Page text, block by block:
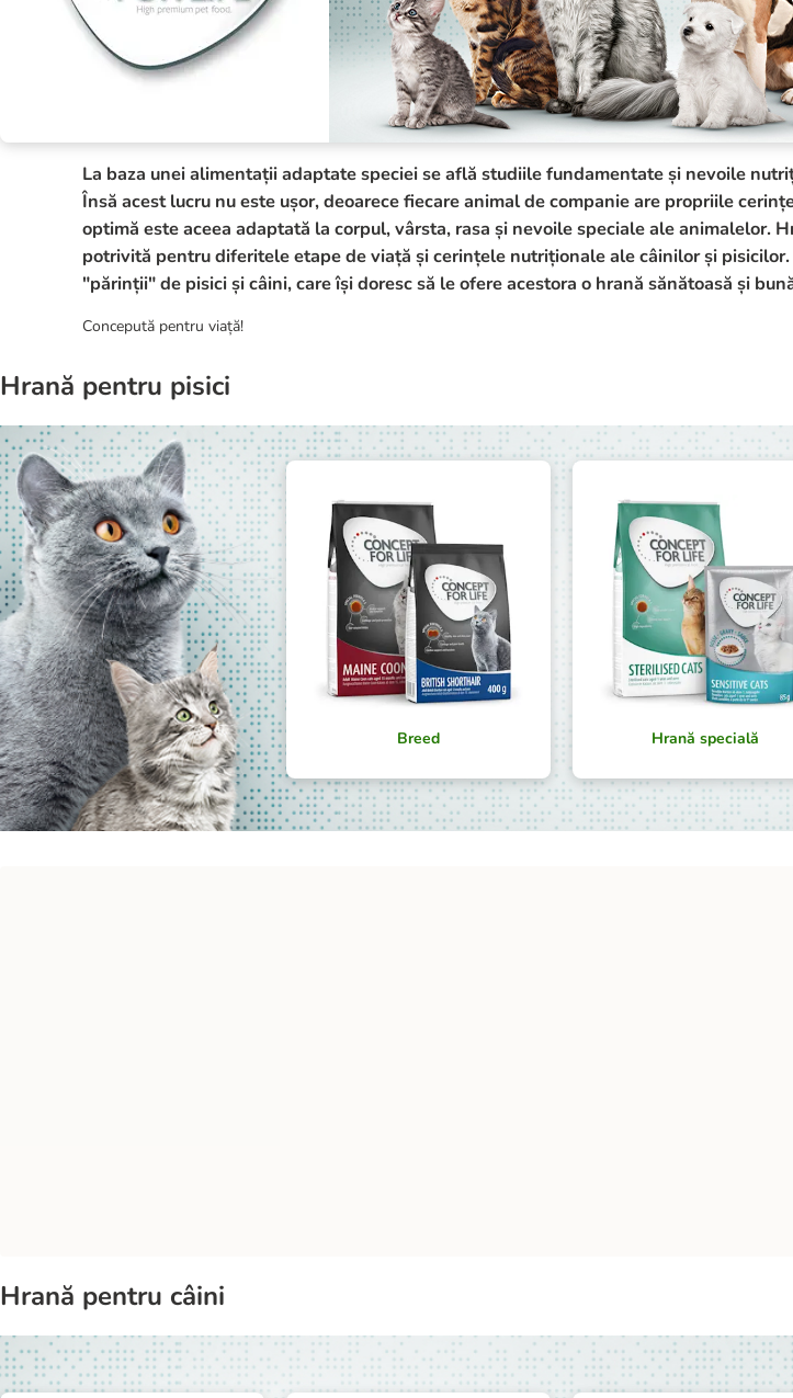
La baza unei alimentații adaptate speciei se află studiile fundamentate și nevoile
Însă acest lucru nu este ușor, deoarece fiecare animal de companie are propriile
optimă este aceea adaptată la corpul, vârsta, rasa și nevoile speciale ale animalelor.
potrivită pentru diferitele etape de viață și cerințele nutriționale ale câinilor și
"părinții" de pisici și câini, care își doresc să le ofere acestora o hrană sănătoasă și
Concepută pentru viață!
Hrană pentru pisici
Breed Hrană specială
Hrană pentru câini